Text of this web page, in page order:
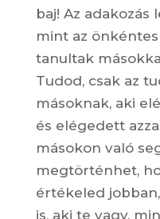
baj! Az adakozás
mint az
tanultak
Tudod, csak az
másoknak, aki
és elégedett
másokon való
megtörténhet,
értékeled
is, aki te vagy,